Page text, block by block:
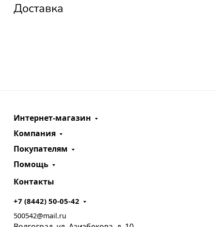
Доставка
Интернет-магазин
Компания
Покупателям
Помощь
Контакты
+7 (8442) 50-05-42
500542@mail.ru